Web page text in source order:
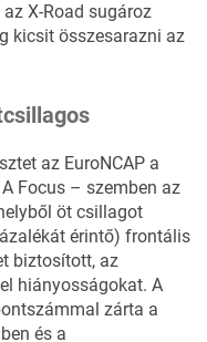
X-Road sugároz
kicsit összesarazni az
az EuroNCAP a
Focus – szemben az
öt csillagot
érintő) frontális
biztosított, az
hiányosságokat. A
zárta a
és a